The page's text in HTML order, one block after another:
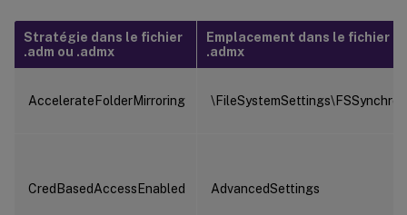
Stratégie dans le fichier
.adm ou .admx
Emplacement dans le fichier
.admx
AccelerateFolderMirroring
CredBasedAccessEnabled AdvancedSettings